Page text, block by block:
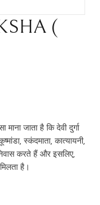
(
माना जाता है कि देवी दुर्गा
स्कंदमाता, कात्यायनी,
निवास करते हैं और इसलिए,
है।